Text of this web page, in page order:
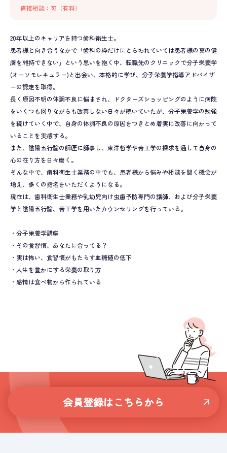
直接相談：可（有料）
20年以上のキャリアを持つ歯科衛生士。
患者様と向き合うなかで「歯科の枠だけにとらわれていては患者様の真の健
康を維持できない」という思いを抱く中、転職先のクリニックで分子栄養学
(オーソモレキュラー)と出会い、本格的に学び、分子栄養学指導アドバイザ
ーの認定を取得。
長く原因不明の体調不良に悩まされ、ドクターズショッピングのように病院
をいくつも回りながらも改善しない日々が続いていたが、分子栄養学の勉強
を続けていく中で、自身の体調不良の原因をつきとめ着実に改善に向かって
いることを実感する。
また、陰陽五行論の師匠に師事し、東洋哲学や帝王学の探求を通して自身の
心の在り方を日々磨く。
そんな中で、歯科衛生士業務の中でも、患者様から悩みや相談を聞く機会が
増え、多くの指名をいただくようになる。
現在は、歯科衛生士業務や乳幼児向け虫歯予防専門の講師、および分子栄養
学と陰陽五行論、帝王学を用いたカウンセリングを行っている。
・分子栄養学講座
・その食習慣、あなたに合ってる？
・実は怖い、食習慣がもたらす血糖値の低下
・人生を豊かにする栄養の取り方
・感情は食べ物から作られている
会員登録はこちらから